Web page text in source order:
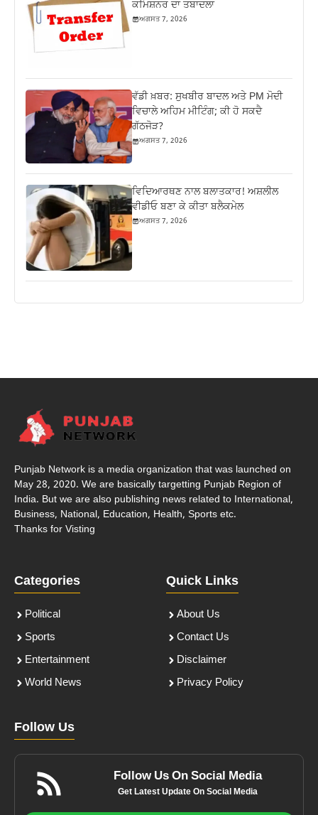
ਕਮਿਸ਼ਨਰ ਦਾ ਤਬਾਦਲਾ
ਅਗਸਤ 7, 2026
ਵੱਡੀ ਖ਼ਬਰ: ਸੁਖਬੀਰ ਬਾਦਲ ਅਤੇ PM ਮੋਦੀ
ਵਿਚਾਲੇ ਅਹਿਮ ਮੀਟਿੰਗ; ਕੀ ਹੋ ਸਕਦੈ
ਗੱਠਜੋੜ?
ਅਗਸਤ 7, 2026
ਵਿਦਿਆਰਥਣ ਨਾਲ ਬਲਾਤਕਾਰ! ਅਸ਼ਲੀਲ
ਵੀਡੀਓ ਬਣਾ ਕੇ ਕੀਤਾ ਬਲੈਕਮੇਲ
ਅਗਸਤ 7, 2026
Punjab Network is a media organization that was launched on
May 28, 2020. We are basically targetting Punjab Region of
India. But we are also publishing news related to International,
Business, National, Education, Health, Sports etc.
Thanks for Visting
Categories
Political
Sports
Entertainment
World News
Quick Links
About Us
Contact Us
Disclaimer
Privacy Policy
Follow Us
Follow Us On Social Media
Get Latest Update On Social Media